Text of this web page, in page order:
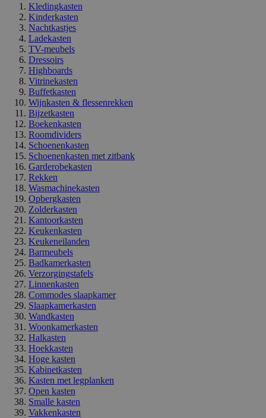
Kledingkasten
Kinderkasten
Nachtkastjes
Ladekasten
TV-meubels
Dressoirs
Highboards
Vitrinekasten
Buffetkasten
Wijnkasten & flessenrekken
Bijzetkasten
Boekenkasten
Roomdividers
Schoenenkasten
Schoenenkasten met zitbank
Garderobekasten
Rekken
Wasmachinekasten
Opbergkasten
Zolderkasten
Kantoorkasten
Keukenkasten
Keukeneilanden
Barmeubels
Badkamerkasten
Verzorgingstafels
Linnenkasten
Commodes slaapkamer
Slaapkamerkasten
Wandkasten
Woonkamerkasten
Halkasten
Hoekkasten
Hoge kasten
Kabinetkasten
Kasten met legplanken
Open kasten
Smalle kasten
Vakkenkasten